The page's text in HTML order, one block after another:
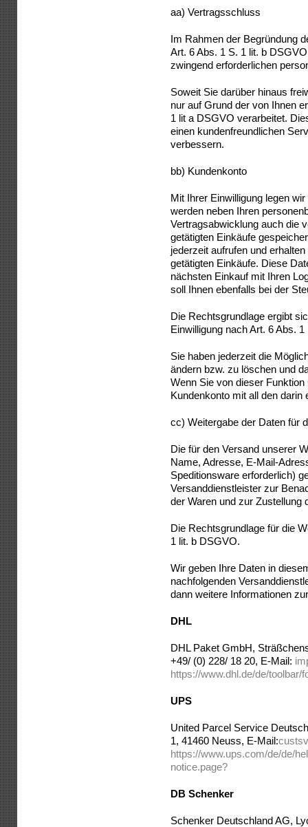
aa) Vertragsschluss
Im Rahmen der Begründung
Art. 6 Abs. 1 S. 1 lit. b
zwingend erforderlichen
Soweit Sie darüber hinaus
nur auf Grund der von Ihnen
1 lit a DSGVO verarbeitet.
einen kundenfreundlichen
verbessern.
bb) Kundenkonto
Mit Ihrer Einwilligung legen
werden neben Ihren
Vertragsabwicklung auch die
getätigten Einkäufe
jederzeit aufrufen und
getätigten Einkäufe. Diese
nächsten Einkauf mit Ihren
soll Ihnen ebenfalls bei der
Die Rechtsgrundlage ergibt
Einwilligung nach Art. 6 Abs.
Sie haben jederzeit die
ändern bzw. zu löschen und
Wenn Sie von dieser
Kundenkonto mit all den darin
cc) Weitergabe der Daten für
Die für den Versand unserer
Name, Adresse, E-Mail-
Speditionsware erforderlich)
Versanddienstleister zur
der Waren und zur Zustellung
Die Rechtsgrundlage für die
1 lit. b DSGVO.
Wir geben Ihre Daten in
nachfolgenden
dann weitere Informationen
DHL
DHL Paket GmbH,
+49/ (0) 228/ 18 20, E-Mail:
https://www.dhl.de/de/toolbar/
UPS
United Parcel Service
1, 41460 Neuss, E-Mail:
https://www.ups.com/de/de/
notice.page?
DB Schenker
Schenker Deutschland AG,